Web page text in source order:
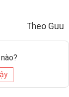
Theo Guu